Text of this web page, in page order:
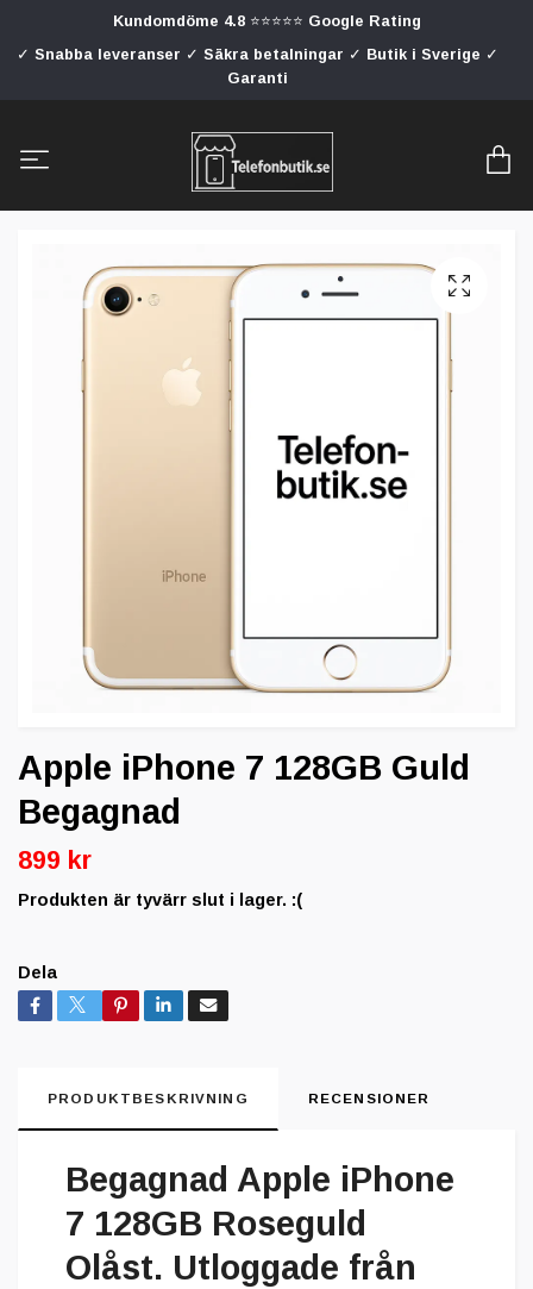
Kundomdöme 4.8 ⭐⭐⭐⭐⭐ Google Rating
✓ Snabba leveranser ✓ Säkra betalningar ✓ Butik i Sverige ✓
Garanti
Apple iPhone 7 128GB Guld
Begagnad
899 kr
Produkten är tyvärr slut i lager. :(
Dela
PRODUKTBESKRIVNING RECENSIONER
Begagnad Apple iPhone
7 128GB Roseguld
Olåst. Utloggade från